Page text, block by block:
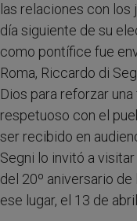
las relaciones con los
día siguiente de su
como pontífice fue
Roma, Riccardo di
Dios para reforzar
respetuoso con el
ser recibido en
Segni lo invitó a
del 20º aniversario
ese lugar, el 13 de